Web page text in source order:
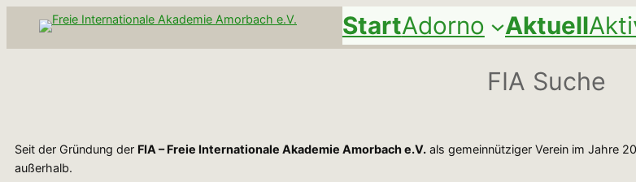
springen
StartAdorno Aktuell
FIA Suche
Seit der Gründung der FIA – Freie Internationale Akademie Amorbach e.V. als gemeinnütziger Verein im Jahre
außerhalb.